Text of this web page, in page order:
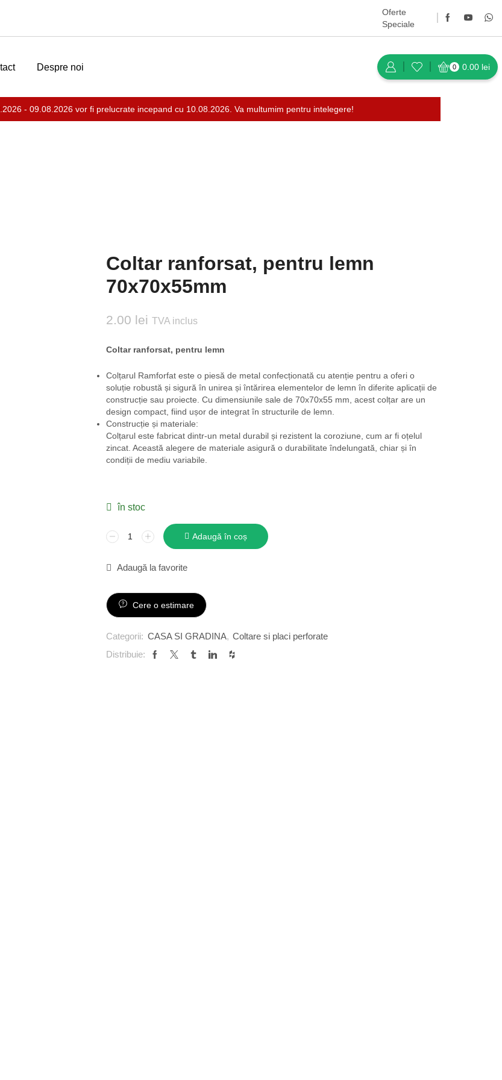
Oferte
Speciale
Despre noi 0 0.00 lei
- 09.08.2026 vor fi prelucrate incepand cu 10.08.2026. Va multumim pentru intelegere!
Coltar ranforsat, pentru lemn
70x70x55mm
2.00 lei TVA inclus
Coltar ranforsat, pentru lemn
Colțarul Ramforfat este o piesă de metal confecționată cu atenție pentru a oferi o
soluție robustă și sigură în unirea și întărirea elementelor de lemn în diferite aplicații de
construcție sau proiecte. Cu dimensiunile sale de 70x70x55 mm, acest colțar are un
design compact, fiind ușor de integrat în structurile de lemn.
Construcție și materiale:
Colțarul este fabricat dintr-un metal durabil și rezistent la coroziune, cum ar fi oțelul
zincat. Această alegere de materiale asigură o durabilitate îndelungată, chiar și în
condiții de mediu variabile.
în stoc
Adaugă în coș
Adaugă la favorite
Cere o estimare
Categorii: CASA SI GRADINA, Coltare si placi perforate
Distribuie: